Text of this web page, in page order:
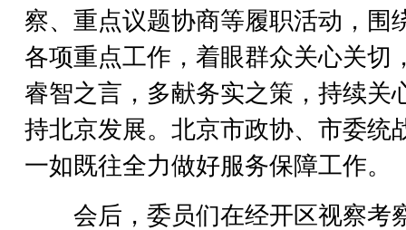
察、重点议题协商等履职活动，围
各项重点工作，着眼群众关心关切
睿智之言，多献务实之策，持续关
持北京发展。北京市政协、市委统
一如既往全力做好服务保障工作。
会后，委员们在经开区视察考